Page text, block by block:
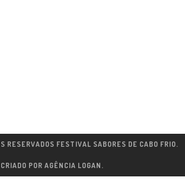
RESERVADOS FESTIVAL SABORES DE CABO FRIO.
CRIADO POR AGÊNCIA LOGAN .